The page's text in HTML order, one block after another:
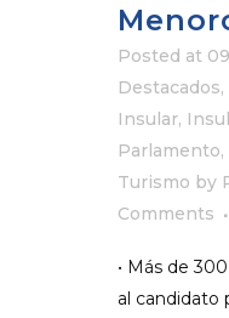
Posted at
Destacados,
Insular,
Parlamento,
Turismo by
Comments
• Más de
al candidato